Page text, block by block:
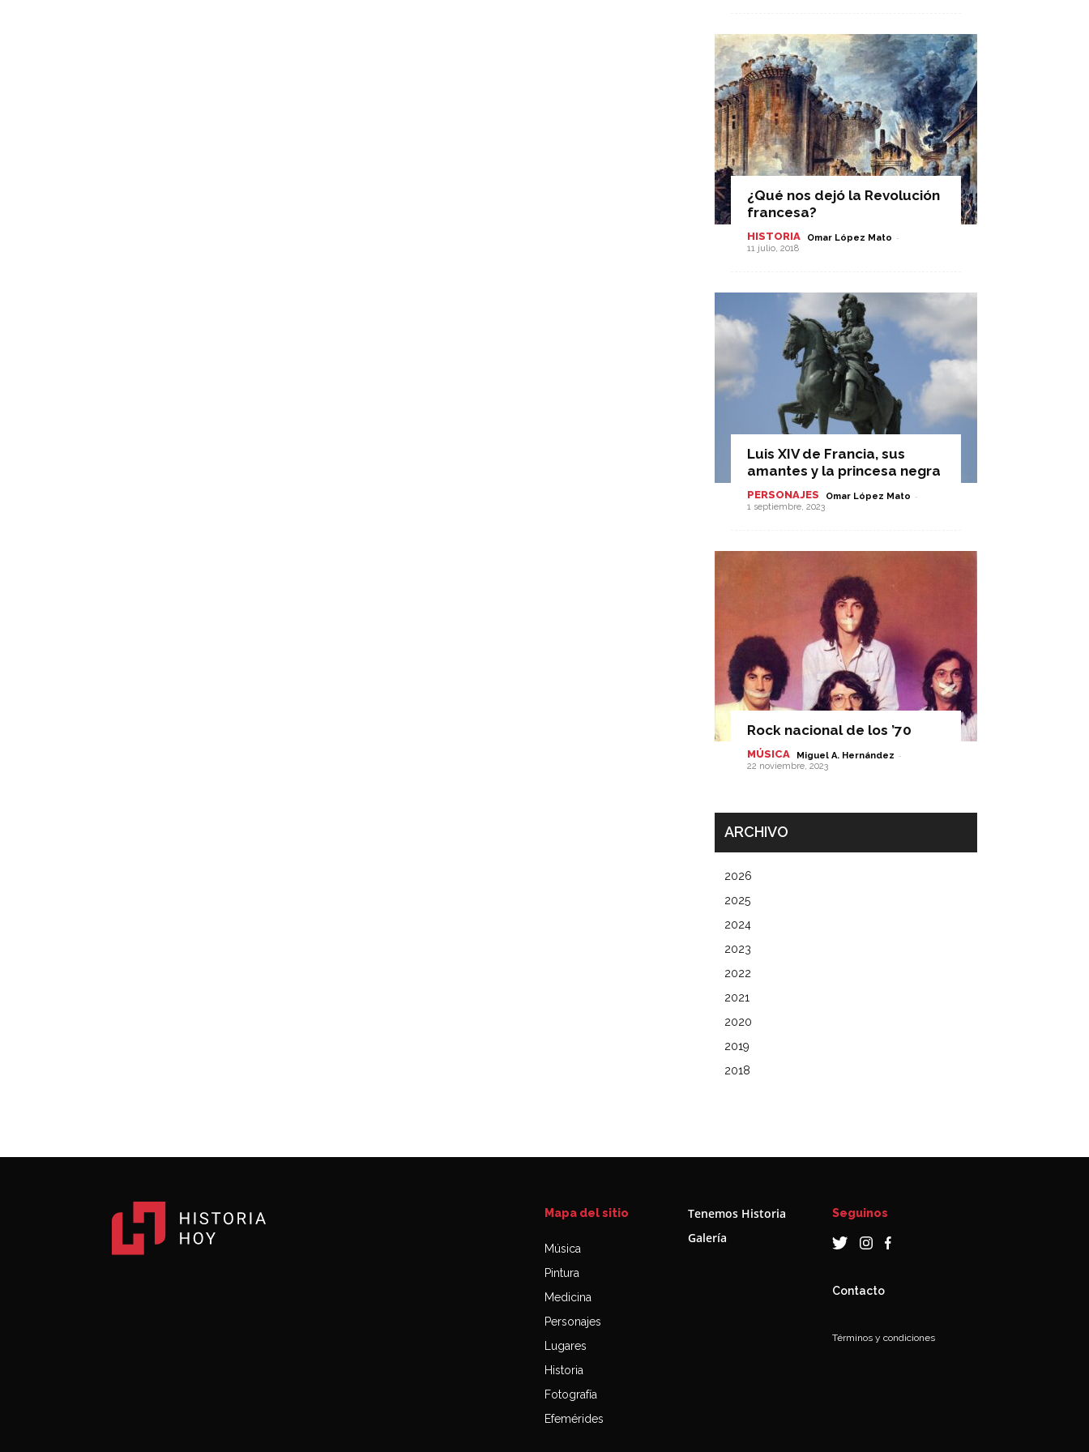
¿Qué nos dejó la Revolución
francesa?
HISTORIA Omar López Mato -
11 julio, 2018
Luis XIV de Francia, sus
amantes y la princesa negra
PERSONAJES Omar López Mato -
1 septiembre, 2023
Rock nacional de los ’70
MÚSICA Miguel A. Hernández -
22 noviembre, 2023
ARCHIVO
2026
2025
2024
2023
2022
2021
2020
2019
2018
Mapa del sitio
Música
Pintura
Medicina
Personajes
Lugares
Historia
Fotografía
Efemérides
Tenemos Historia
Galería
Seguinos
Contacto
Términos y condiciones